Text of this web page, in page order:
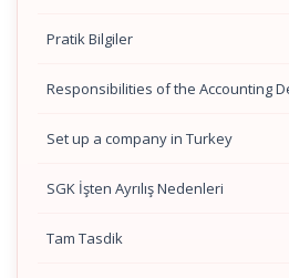
Pratik Bilgiler
Responsibilities of the Accounting
Set up a company in Turkey
SGK İşten Ayrılış Nedenleri
Tam Tasdik